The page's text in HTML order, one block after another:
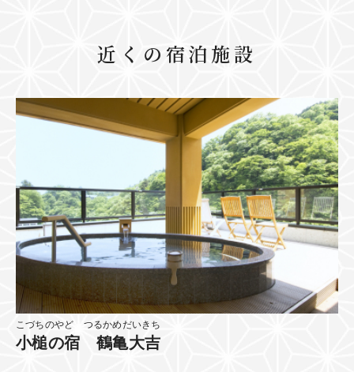
近くの宿泊施設
こづちのやど つるかめだいきち
小槌の宿 鶴亀大吉